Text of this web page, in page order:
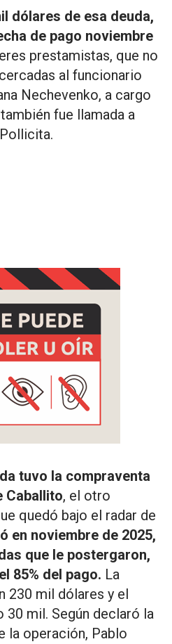
dólares de esa deuda,
de pago noviembre
prestamistas, que no
al funcionario
Nechevenko, a cargo
fue llamada a
tuvo la compraventa
Caballito, el otro
quedó bajo el radar de
en noviembre de 2025,
que le postergaron,
85% del pago. La
230 mil dólares y el
mil. Según declaró la
la operación, Pablo